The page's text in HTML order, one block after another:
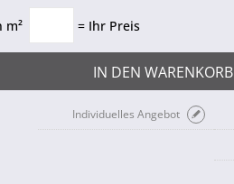
m² = Ihr Preis
IN DEN WARENKORB
Individuelles Angebot